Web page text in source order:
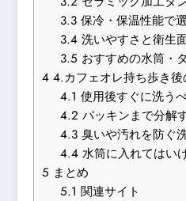
3.3保冷・保温性能で
3.4洗いやすさと衛生
3.5 おすすめの水筒・
4 4.カフェオレ持ち歩き
4.1 使用後すぐに洗う
4.2 パッキンまで分解
4.3臭いや汚れを防ぐ
4.4水筒に入れてはい
5 まとめ
5.1 関連サイト